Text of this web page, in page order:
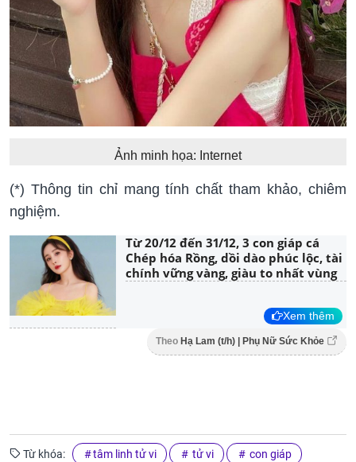
Ảnh minh họa: Internet
(*) Thông tin chỉ mang tính chất tham khảo, chiêm
nghiệm.
Từ 20/12 đến 31/12, 3 con giáp cá
Chép hóa Rồng, dồi dào phúc lộc, tài
chính vững vàng, giàu to nhất vùng
Xem thêm
Theo Hạ Lam (t/h) | Phụ Nữ Sức Khỏe
Từ khóa: tâm linh tử vi tử vi con giáp